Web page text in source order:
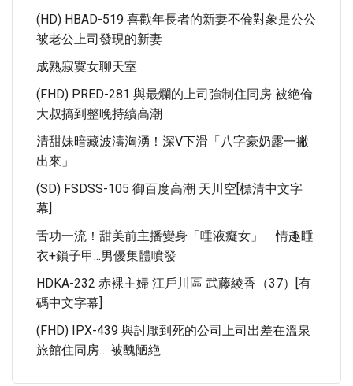
(HD) HBAD-519 喜歡年長者的新妻不倫對象是公公
被老公上司發現的新妻
成熟寂寞女聊天室
(FHD) PRED-281 與最爛的上司強制住同房 被絶倫
大叔搞到整晚持續高潮
清甜妹暗藏波濤洶湧！深V下滑「八字豪奶露一撇
出來」
(SD) FSDSS-105 御百度高潮 天川空[標清中文字
幕]
舌功一流！甜美前主播變身「唾液癡女」 情趣睡
衣+鎖子甲...男優集體噴發
HDKA-232 赤裸主婦 江戶川區 武藤綾香（37）[有
碼中文字幕]
(FHD) IPX-439 與討厭到死的公司上司出差在溫泉
旅館住同房… 被醜陋絶